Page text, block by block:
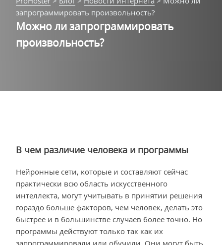
запрограммировать произвольность?
Можно ли запрограммировать
произвольность?
В чем различие человека и программы
Нейронные сети, которые и составляют сейчас
практически всю область искусственного
интеллекта, могут учитывать в принятии решения
гораздо больше факторов, чем человек, делать это
быстрее и в большинстве случаев более точно. Но
программы действуют только так как их
запрограммировали или обучили. Они могут быть